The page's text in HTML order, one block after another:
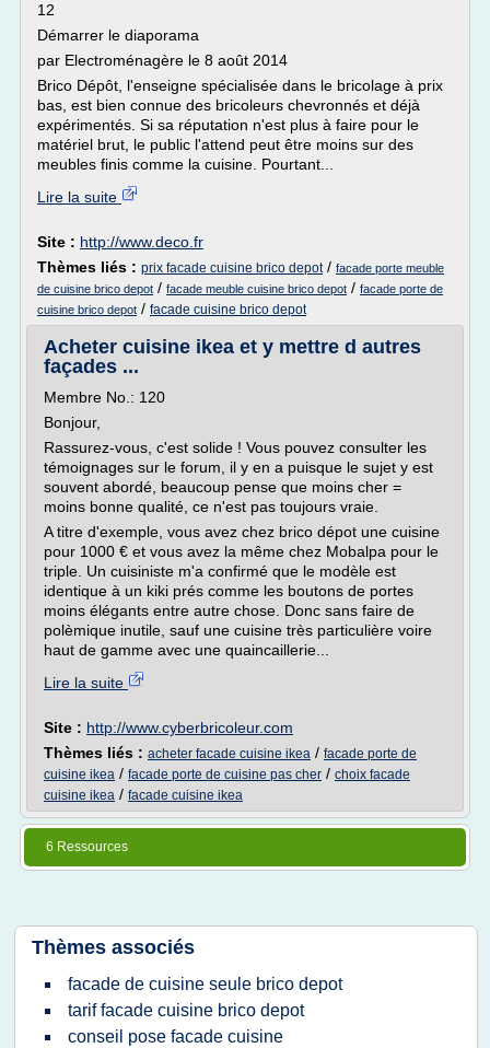
12
Démarrer le diaporama
par Electroménagère le 8 août 2014
Brico Dépôt, l'enseigne spécialisée dans le bricolage à prix
bas, est bien connue des bricoleurs chevronnés et déjà
expérimentés. Si sa réputation n'est plus à faire pour le
matériel brut, le public l'attend peut être moins sur des
meubles finis comme la cuisine. Pourtant...
Lire la suite
Site : http://www.deco.fr
Thèmes liés : prix facade cuisine brico depot/ facade porte meuble
de cuisine brico depot / facade meuble cuisine brico depot / facade porte de
cuisine brico depot / facade cuisine brico depot
Acheter cuisine ikea et y mettre d autres
façades ...
Membre No.: 120
Bonjour,
Rassurez-vous, c'est solide ! Vous pouvez consulter les
témoignages sur le forum, il y en a puisque le sujet y est
souvent abordé, beaucoup pense que moins cher =
moins bonne qualité, ce n'est pas toujours vraie.
A titre d'exemple, vous avez chez brico dépot une cuisine
pour 1000 € et vous avez la même chez Mobalpa pour le
triple. Un cuisiniste m'a confirmé que le modèle est
identique à un kiki prés comme les boutons de portes
moins élégants entre autre chose. Donc sans faire de
polèmique inutile, sauf une cuisine très particulière voire
haut de gamme avec une quaincaillerie...
Lire la suite
Site : http://www.cyberbricoleur.com
Thèmes liés : acheter facade cuisine ikea / facade porte de
cuisine ikea / facade porte de cuisine pas cher / choix facade
cuisine ikea / facade cuisine ikea
6 Ressources
Thèmes associés
facade de cuisine seule brico depot
tarif facade cuisine brico depot
conseil pose facade cuisine